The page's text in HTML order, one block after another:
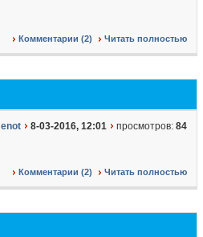
Комментарии (2) Читать полностью
enot 8-03-2016, 12:01 просмотров: 84
Комментарии (2) Читать полностью